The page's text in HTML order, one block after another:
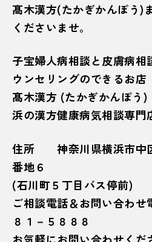
髙木漢方(たかぎかんぽう)
くださいませ。
子宝婦人病相談と皮膚病相
ウンセリングのできるお店
髙木漢方 (たかぎかんぽ
浜の漢方健康病気相談専門
住所 神奈川県横浜市中
番地６
(石川町５丁目バス停前)
ご相談電話＆お問い合
８１－５８８８